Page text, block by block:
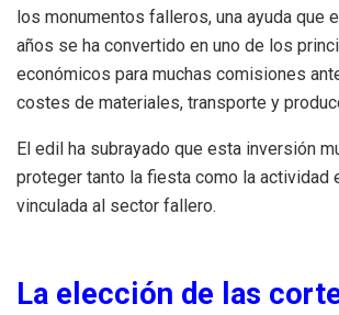
los monumentos falleros, una ayuda que
años se ha convertido en uno de los
económicos para muchas comisiones
costes de materiales, transporte y
El edil ha subrayado que esta inversión
proteger tanto la fiesta como la actividad
vinculada al sector fallero.
La elección de las